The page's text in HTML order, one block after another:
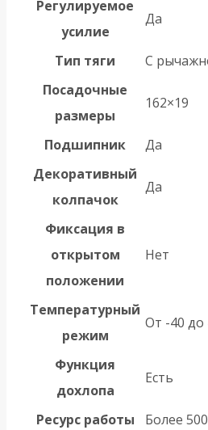
Регулируемое
усилие
Да
Тип тяги
С
Посадочные
размеры
162×19
Подшипник
Да
Декоративный
колпачок
Да
Фиксация в
открытом
положении
Нет
Температурный
режим
От -40 до
Функция
дохлопа
Есть
Ресурс работы
Более